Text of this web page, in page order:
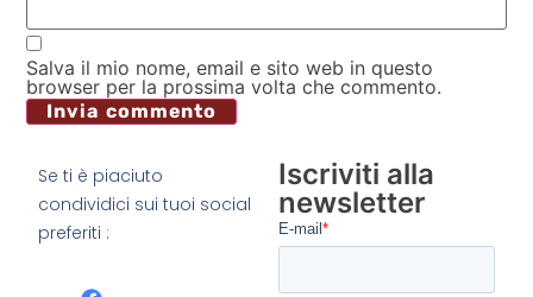
Salva il mio nome, email e sito web in questo
browser per la prossima volta che commento.
Se ti è piaciuto
condividici sui tuoi social
preferiti :
Iscriviti alla
newsletter